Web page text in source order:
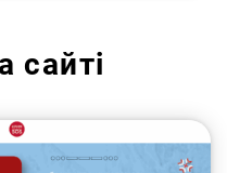
сайті